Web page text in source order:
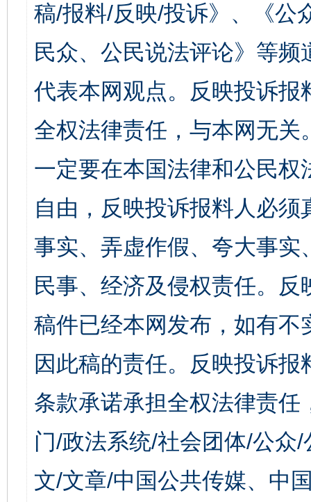
稿/报料/反映/投诉》、《公
民众、公民说法评论》等
代表本网观点。反映投诉
全权法律责任，与本网无
一定要在本国法律和公民
自由，反映投诉报料人必
事实、弄虚作假、夸大事
民事、经济及侵权责任。
稿件已经本网发布，如有
因此稿的责任。反映投诉
条款承诺承担全权法律责
门/政法系统/社会团体/公众
文/文章/中国公共传媒、中